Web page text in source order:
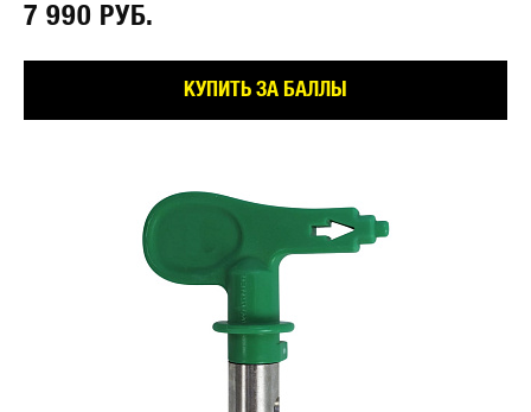
7 990 РУБ.⠀
КУПИТЬ ЗА БАЛЛЫ